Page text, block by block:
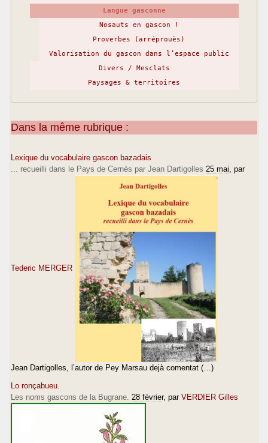
Langue gasconne
Nosauts en gascon !
Proverbes (arréprouès)
Valorisation du gascon dans l’espace public
Divers / Mesclats
Paysages & territoires
Dans la même rubrique :
Lexique du vocabulaire gascon bazadais
... recueilli dans le Pays de Cernès par Jean Dartigolles 25 mai , par
Tederic MERGER
Jean Dartigolles, l’autor de Pey Marsau dejà comentat (…)
Lo ronçabueu.
Les noms gascons de la Bugrane. 28 février, par VERDIER Gilles